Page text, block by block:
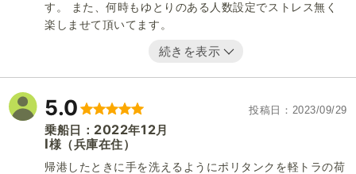
す。 また、何時もゆとりのある人数設定でストレス無く
楽しませて頂いてます。
続きを表示
5.0 投稿日 2023/09/29
乗船日： 2022年12月
I様 （兵庫在住）
帰港したときに手を洗えるようにポリタンクを軽トラの荷